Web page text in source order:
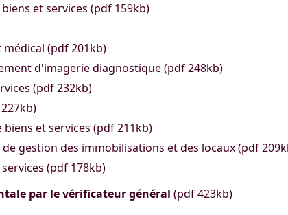
et services (pdf 159kb)
(pdf 201kb)
d'imagerie diagnostique (pdf 248kb)
(pdf 232kb)
et services (pdf 211kb)
gestion des immobilisations et des locaux (pdf
(pdf 178kb)
par le vérificateur général (pdf 423kb)